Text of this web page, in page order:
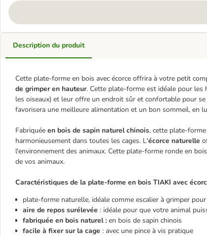
Description du produit
Cette plate-forme en bois avec écorce offrira à votre petit
de grimper en hauteur. Cette plate-forme est idéale pour les
les oiseaux) et leur offre un endroit sûr et confortable pour
favorisera une meilleure alimentation et un bon sommeil, en
Fabriquée en bois de sapin naturel chinois, cette plate-
harmonieusement dans toutes les cages. L'écorce naturelle
l'environnement des animaux. Cette plate-forme ronde en
de vos animaux.
Caractéristiques de la plate-forme en bois TIAKI avec
plate-forme naturelle, idéale comme escalier à grimper
aire de repos surélevée : idéale pour que votre animal
fabriquée en bois naturel : en bois de sapin chinois
facile à fixer sur la cage : avec une pince à vis pratique